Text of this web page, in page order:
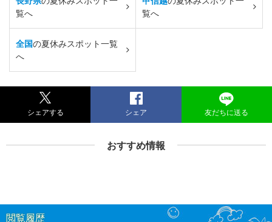
覧へ
覧へ
全国の夏休みスポット一覧
へ
シェアする シェア 友だちに送る
おすすめ情報
閲覧履歴